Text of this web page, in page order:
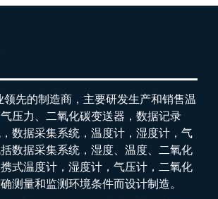
领先的制造商，主要研发生产和销售温
压力、二氧化碳变送器，数据记录
数据采集系统，温度计，湿度计，气
数据采集系统，湿度、温度、二氧化
式温度计，湿度计，气压计，二氧化
测量和监测环境条件而设计制造。